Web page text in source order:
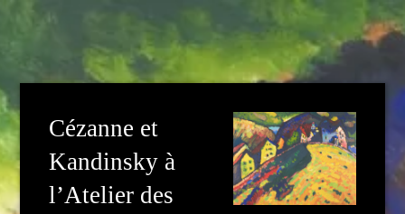
Cézanne et
Kandinsky à
l’Atelier des